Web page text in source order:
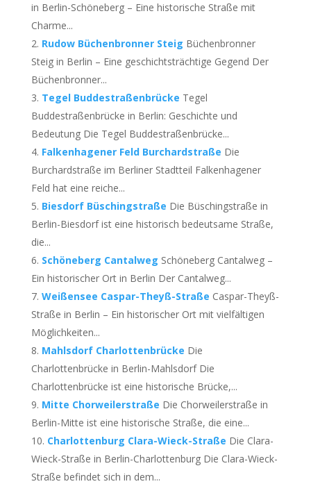
in Berlin-Schöneberg – Eine historische Straße mit
Charme...
Rudow Büchenbronner Steig Büchenbronner
Steig in Berlin – Eine geschichtsträchtige Gegend Der
Büchenbronner...
Tegel Buddestraßenbrücke Tegel
Buddestraßenbrücke in Berlin: Geschichte und
Bedeutung Die Tegel Buddestraßenbrücke...
Falkenhagener Feld Burchardstraße Die
Burchardstraße im Berliner Stadtteil Falkenhagener
Feld hat eine reiche...
Biesdorf Büschingstraße Die Büschingstraße in
Berlin-Biesdorf ist eine historisch bedeutsame Straße,
die...
Schöneberg Cantalweg Schöneberg Cantalweg –
Ein historischer Ort in Berlin Der Cantalweg...
Weißensee Caspar-Theyß-Straße Caspar-Theyß-
Straße in Berlin – Ein historischer Ort mit vielfältigen
Möglichkeiten...
Mahlsdorf Charlottenbrücke Die
Charlottenbrücke in Berlin-Mahlsdorf Die
Charlottenbrücke ist eine historische Brücke,...
Mitte Chorweilerstraße Die Chorweilerstraße in
Berlin-Mitte ist eine historische Straße, die eine...
Charlottenburg Clara-Wieck-Straße Die Clara-
Wieck-Straße in Berlin-Charlottenburg Die Clara-Wieck-
Straße befindet sich in dem...